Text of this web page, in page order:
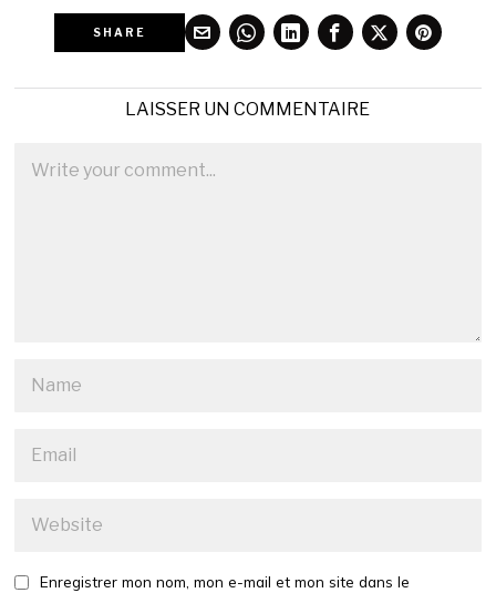
SHARE
LAISSER UN COMMENTAIRE
Enregistrer mon nom, mon e-mail et mon site dans le